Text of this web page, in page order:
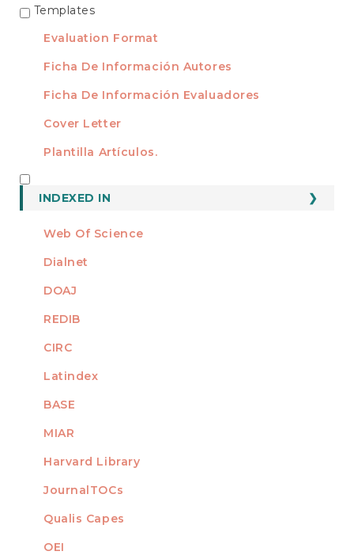
TEMPLATES
Templates
Evaluation Format
Ficha De Información Autores
Ficha De Información Evaluadores
Cover Letter
Plantilla Artículos.
INDEXED IN
Web Of Science
Dialnet
DOAJ
REDIB
CIRC
Latindex
BASE
MIAR
Harvard Library
JournalTOCs
Qualis Capes
OEI